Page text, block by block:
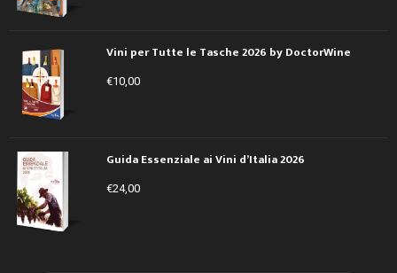
Vini per Tutte le Tasche 2026 by DoctorWine
€10,00
Guida Essenziale ai Vini d’Italia 2026
€24,00